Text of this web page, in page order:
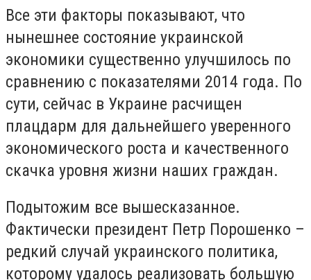
Все эти факторы показывают, что
нынешнее состояние украинской
экономики существенно улучшилось по
сравнению с показателями 2014 года. По
сути, сейчас в Украине расчищен
плацдарм для дальнейшего уверенного
экономического роста и качественного
скачка уровня жизни наших граждан.
Подытожим все вышесказанное.
Фактически президент Петр Порошенко –
редкий случай украинского политика,
которому удалось реализовать большую